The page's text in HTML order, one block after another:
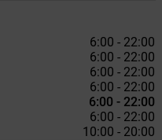
6:00 - 22:00
6:00 - 22:00
6:00 - 22:00
6:00 - 22:00
6:00 - 22:00
6:00 - 22:00
10:00 - 20:00